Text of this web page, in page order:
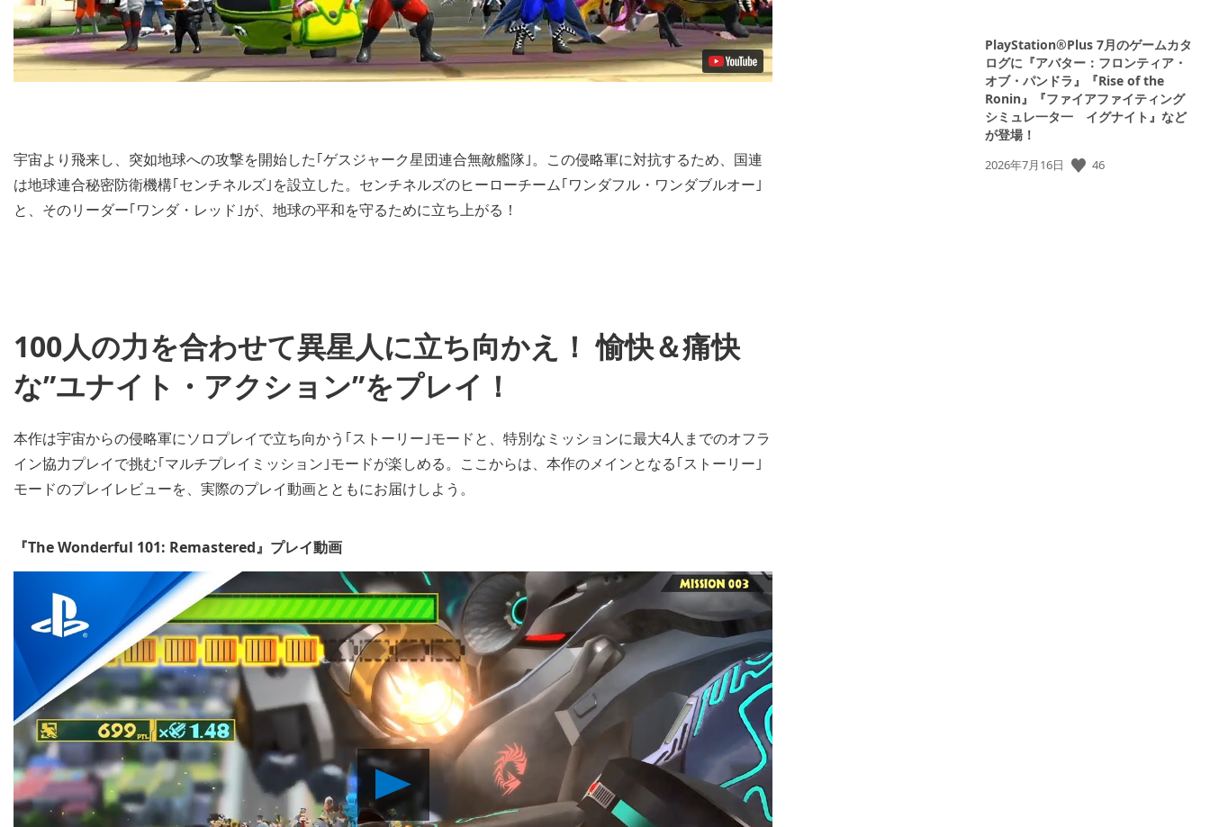
View
download
宇宙より飛来し、突如地球への攻撃を開始した｢ゲスジャーク星団連合無敵艦隊｣。この侵略軍に対抗するため、国連
は地球連合秘密防衛機構｢センチネルズ｣を設立した。センチネルズのヒーローチーム｢ワンダフル・ワンダブルオー｣
と、そのリーダー｢ワンダ・レッド｣が、地球の平和を守るために立ち上がる！
100人の力を合わせて異星人に立ち向かえ！ 愉快＆痛快
な”ユナイト・アクション”をプレイ！
本作は宇宙からの侵略軍にソロプレイで立ち向かう｢ストーリー｣モードと、特別なミッションに最大4人までのオフラ
イン協力プレイで挑む｢マルチプレイミッション｣モードが楽しめる。ここからは、本作のメインとなる｢ストーリー｣
モードのプレイレビューを、実際のプレイ動画とともにお届けしよう。
『The Wonderful 101: Remastered』プレイ動画
Play
Video
PlayStation®Plus 7月のゲームカタ
ログに『アバター：フロンティア・
オブ・パンドラ』『Rise of the
Ronin』『ファイアファイティング
シミュレ一タ一 イグナイト』など
が登場！
公
2026年7月16日 46